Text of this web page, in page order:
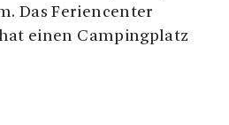
Das Feriencenter
einen Campingplatz